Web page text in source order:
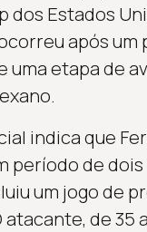
dos Estados
após um
uma etapa de
indica que
período de
um jogo de
de 35